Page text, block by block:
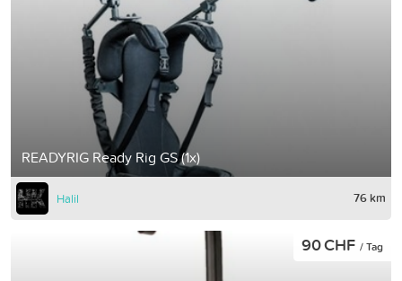
READYRIG Ready Rig GS (1x)
Halil 76 km
90 CHF / Tag